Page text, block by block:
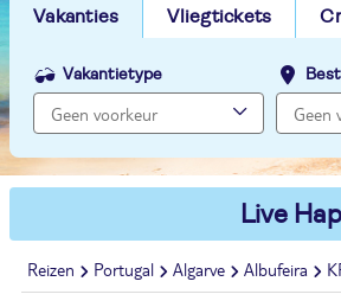
Vakanties Vliegtickets
Vakantietype
Live
Reizen Portugal Algarve Albufeira